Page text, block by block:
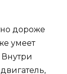
дороже
умеет